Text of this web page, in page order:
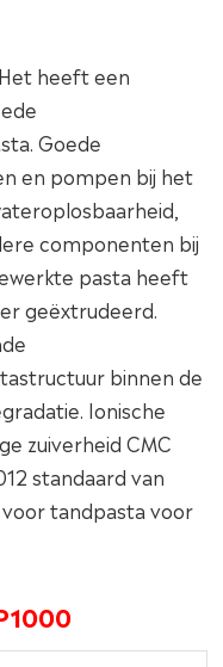
heeft een
Goede
en pompen bij het
componenten bij
pasta heeft
geëxtrudeerd.
binnen de
Ionische
zuiverheid CMC
standaard van
tandpasta voor